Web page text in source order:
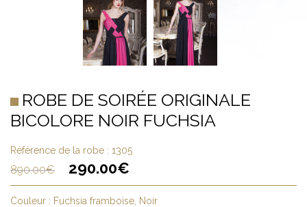
ROBE DE SOIRÉE ORIGINALE
BICOLORE NOIR FUCHSIA
Référence de la robe : 1305
890.00€ 290.00€
Couleur : Fuchsia framboise, Noir